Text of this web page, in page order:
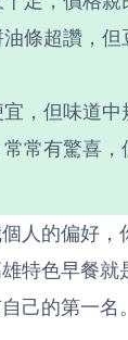
油條超讚，但
，但味道中
常常有驚喜，
人的偏好，
特色早餐就
己的第一名。